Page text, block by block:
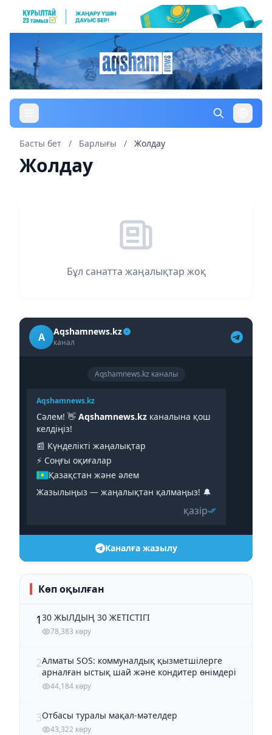
Басты бет / Барлығы / Жолдау
Жолдау
Бұл санатта жаңалықтар жоқ
A Aqshamnews.kz
канал
Aqshamnews.kz каналы
Aqshamnews.kz
Сәлем! 👋 Aqshamnews.kz каналына қош
келдіңіз!
📰 Күнделікті жаңалықтар
⚡️ Соңғы оқиғалар
Қазақстан және әлем
Жазылыңыз — жаңалықтан қалмаңыз! 🔔
қазір
Каналға жазылу
Көп оқылған
130 ЖЫЛДЫҢ 30 ЖЕТІСТІГІ
78,383 көру
2Алматы SOS: коммуналдық қызметшілерге
арналған ыстық шай және кондитер өнімдері
44,184 көру
3Отбасы туралы мақал-мәтелдер
43,322 көру